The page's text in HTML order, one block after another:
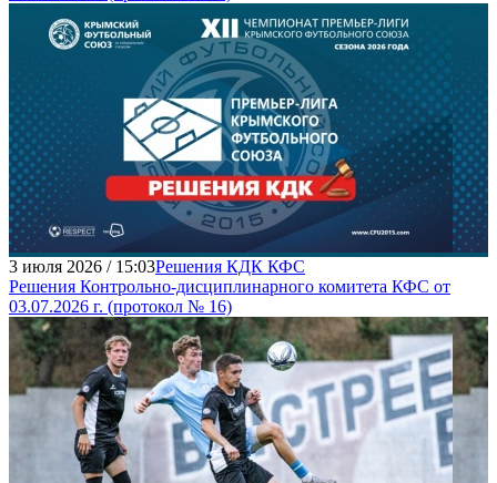
3 июля 2026 / 15:03Решения КДК КФС
Решения Контрольно-дисциплинарного комитета КФС от
03.07.2026 г. (протокол № 16)